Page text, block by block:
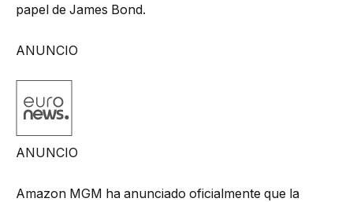
papel de James Bond.
ANUNCIO
ANUNCIO
Amazon MGM ha anunciado oficialmente que la